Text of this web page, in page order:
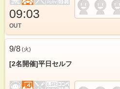
09:03
OUT
9/8 (火)
[2名開催]平日セルフ